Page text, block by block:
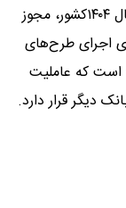
ظرفیت‌های پیش‌بینی شده در قانون بودجه سال ۱۴۰۴کشور، مجوز
برای اجرای طرح‌های
شده است که عاملیت
دیگر قرار دارد.